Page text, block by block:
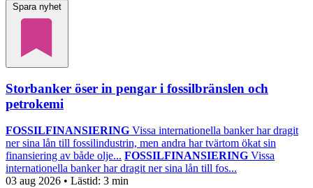
Spara nyhet
Storbanker öser in pengar i fossilbränslen och
petrokemi
FOSSILFINANSIERING Vissa internationella banker har dragit
ner sina lån till fossilindustrin, men andra har tvärtom ökat sin
finansiering av både olje... FOSSILFINANSIERING Vissa
internationella banker har dragit ner sina lån till fos...
03 aug 2026 • Lästid: 3 min